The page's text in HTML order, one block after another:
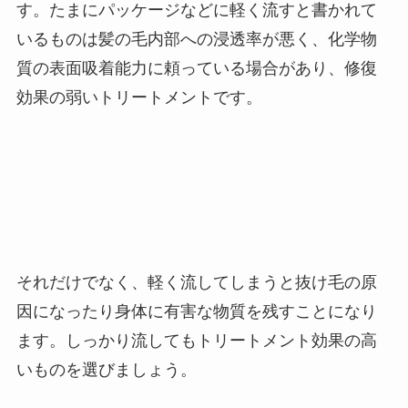
す。たまにパッケージなどに軽く流すと書かれて
いるものは髪の毛内部への浸透率が悪く、化学物
質の表面吸着能力に頼っている場合があり、修復
効果の弱いトリートメントです。
それだけでなく、軽く流してしまうと抜け毛の原
因になったり身体に有害な物質を残すことになり
ます。しっかり流してもトリートメント効果の高
いものを選びましょう。